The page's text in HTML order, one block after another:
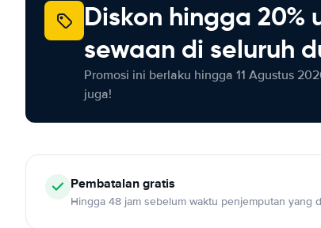
Diskon hingga 20%
sewaan di seluruh
Promosi ini berlaku hingga 11 Agustus
juga!
Pembatalan gratis
Hingga 48 jam sebelum waktu penjemputan yang